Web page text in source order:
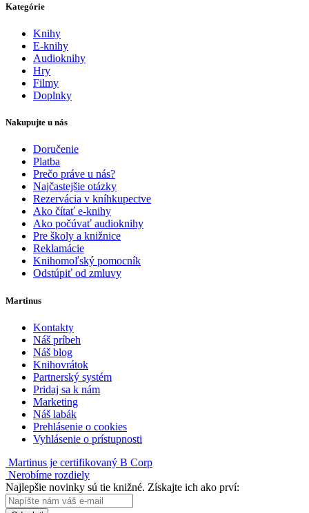
Kategórie
Knihy
E-knihy
Audioknihy
Hry
Filmy
Doplnky
Nakupujte u nás
Doručenie
Platba
Prečo práve u nás?
Najčastejšie otázky
Rezervácia v kníhkupectve
Ako čítať e-knihy
Ako počúvať audioknihy
Pre školy a knižnice
Reklamácie
Knihomoľský pomocník
Odstúpiť od zmluvy
Martinus
Kontakty
Náš príbeh
Náš blog
Knihovrátok
Partnerský systém
Pridaj sa k nám
Marketing
Náš labák
Prehlásenie o cookies
Vyhlásenie o prístupnosti
Martinus je certifikovaný B Corp
Nerobíme rozdiely
Najlepšie novinky sú tie knižné. Získajte ich ako prví: